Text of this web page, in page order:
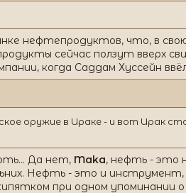
нефтепродуктов, что, в
сейчас ползут вверх
когда Саддам Хуссейн
оружие в Ираке - и вот Ирак
Да нет, Maka, нефть - это
Нефть - это и инструмент,
при одном упоминании